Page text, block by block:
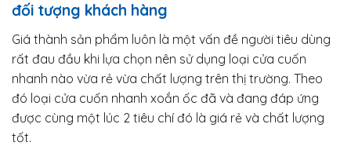
đối tượng khách hàng
Giá thành sản phẩm luôn là một vấn đề người tiêu dùng
rất đau đầu khi lựa chọn nên sử dụng loại cửa cuốn
nhanh nào vừa rẻ vừa chất lượng trên thị trường. Theo
đó loại cửa cuốn nhanh xoắn ốc đã và đang đáp ứng
được cùng một lúc 2 tiêu chí đó là giá rẻ và chất lượng
tốt.